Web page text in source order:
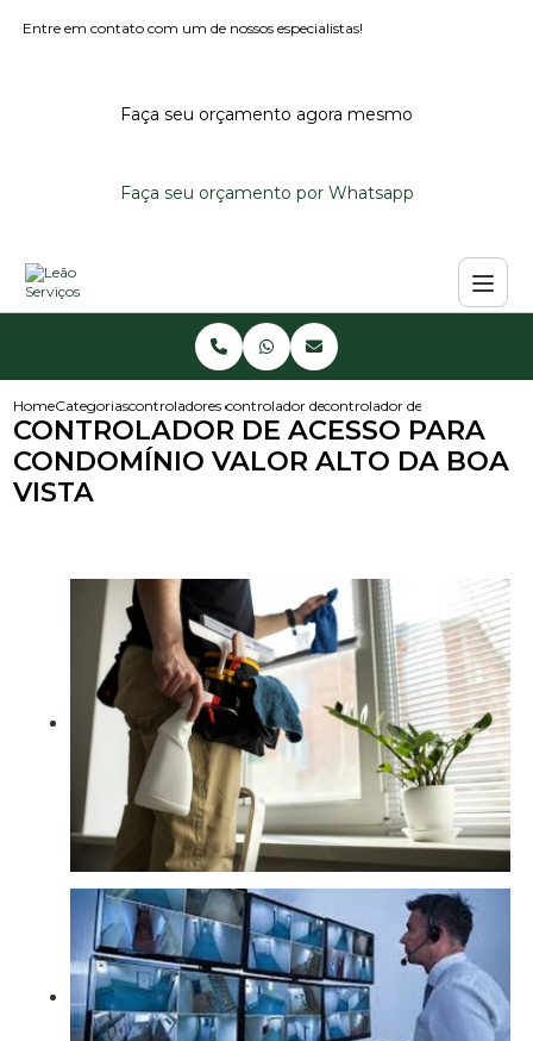
Entre em contato com um de nossos especialistas!
Faça seu orçamento agora mesmo
Faça seu orçamento por Whatsapp
HomeCategoriascontroladores de acessocontrolador de acesso noturno
controlador de acesso para
CONTROLADOR DE ACESSO PARA
CONDOMÍNIO VALOR ALTO DA BOA
VISTA